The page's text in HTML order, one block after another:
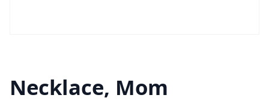
Necklace, Mom